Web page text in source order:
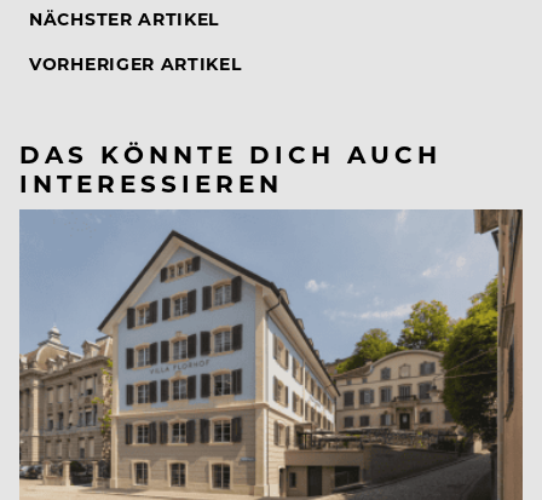
NÄCHSTER ARTIKEL
VORHERIGER ARTIKEL
DAS KÖNNTE DICH AUCH
INTERESSIEREN